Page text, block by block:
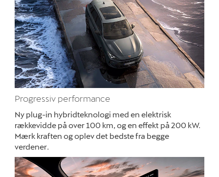
Reservedele
Nyheder
Om os
Job og karriere
Progressiv performance
Ny plug-in hybridteknologi med en elektrisk
rækkevidde på over 100 km, og en effekt på 200 kW.
Mærk kraften og oplev det bedste fra begge
verdener.